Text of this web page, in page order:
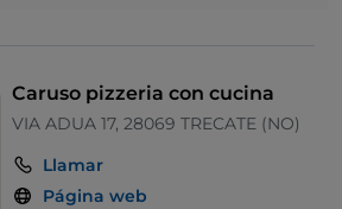
Caruso pizzeria con cucina
VIA ADUA 17, 28069 TRECATE (NO)
Llamar
Página web